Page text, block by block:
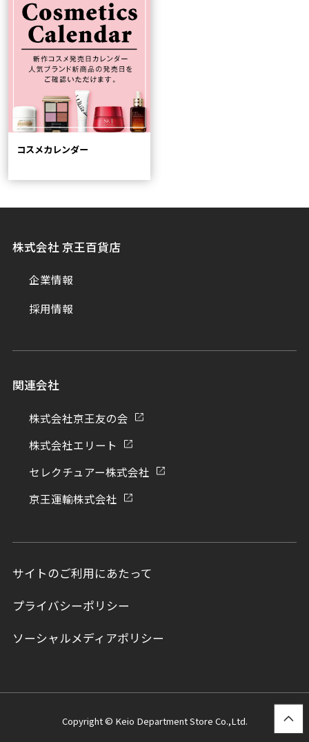
コスメカレンダー
株式会社 京王百貨店
企業情報
採用情報
関連会社
株式会社京王友の会
株式会社エリート
セレクチュアー株式会社
京王運輸株式会社
サイトのご利用にあたって
プライバシーポリシー
ソーシャルメディアポリシー
Copyright © Keio Department Store Co.,Ltd.